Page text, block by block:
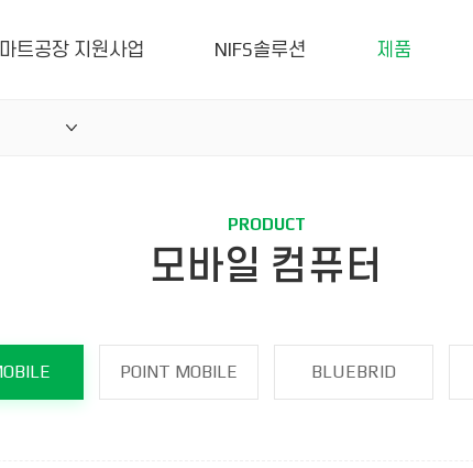
트공장 지원사업 NIFS솔루션 제품
PRODUCT
모바일 컴퓨터
POINT MOBILE BLUEBRID